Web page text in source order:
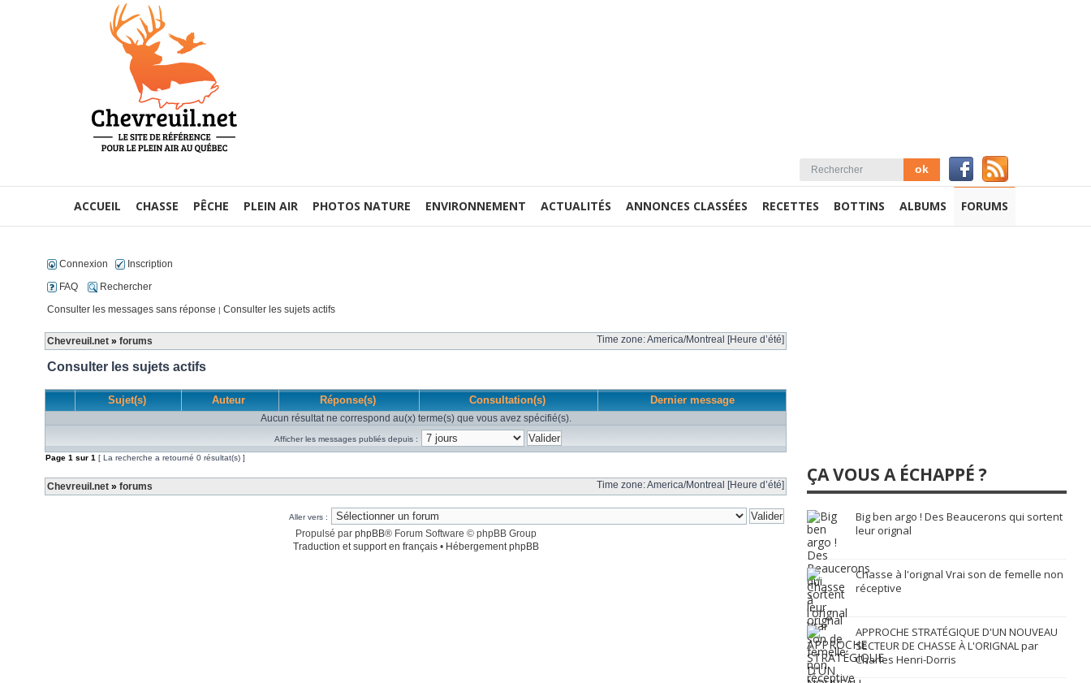
ACCUEIL CHASSE PÊCHE PLEIN AIR PHOTOS NATURE ENVIRONNEMENT ACTUALITÉS ANNONCES CLASSÉES RECETTES BOTTINS ALBUMS FORUMS
Connexion
Inscription
FAQ
Rechercher
Consulter les messages sans réponse | Consulter les sujets actifs
Chevreuil.net » forums Time zone: America/Montreal [Heure d’été]
Consulter les sujets actifs
Sujet(s) Auteur Réponse(s) Consultation(s) Dernier message
Aucun résultat ne correspond au(x) terme(s) que vous avez spécifié(s).
Afficher les messages publiés depuis :
Page 1 sur 1 [ La recherche a retourné 0 résultat(s) ]
Chevreuil.net » forums Time zone: America/Montreal [Heure d’été]
Aller vers :
Propulsé par phpBB® Forum Software © phpBB Group
Traduction et support en français• Hébergement phpBB
ÇA VOUS A ÉCHAPPÉ ?
Big ben argo ! Des Beaucerons qui sortent
leur orignal
Chasse à l'orignal Vrai son de femelle non
réceptive
APPROCHE STRATÉGIQUE D'UN NOUVEAU
SECTEUR DE CHASSE À L'ORIGNAL par
Charles Henri-Dorris